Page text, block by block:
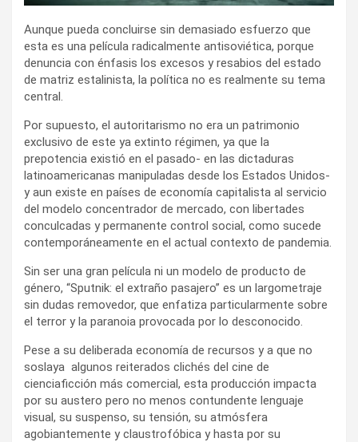
Aunque pueda concluirse sin demasiado esfuerzo que
esta es una película radicalmente antisoviética, porque
denuncia con énfasis los excesos y resabios del estado
de matriz estalinista, la política no es realmente su tema
central.
Por supuesto, el autoritarismo no era un patrimonio
exclusivo de este ya extinto régimen, ya que la
prepotencia existió en el pasado- en las dictaduras
latinoamericanas manipuladas desde los Estados Unidos-
y aun existe en países de economía capitalista al servicio
del modelo concentrador de mercado, con libertades
conculcadas y permanente control social, como sucede
contemporáneamente en el actual contexto de pandemia.
Sin ser una gran película ni un modelo de producto de
género, “Sputnik: el extraño pasajero” es un largometraje
sin dudas removedor, que enfatiza particularmente sobre
el terror y la paranoia provocada por lo desconocido.
Pese a su deliberada economía de recursos y a que no
soslaya algunos reiterados clichés del cine de
cienciaficción más comercial, esta producción impacta
por su austero pero no menos contundente lenguaje
visual, su suspenso, su tensión, su atmósfera
agobiantemente y claustrofóbica y hasta por su